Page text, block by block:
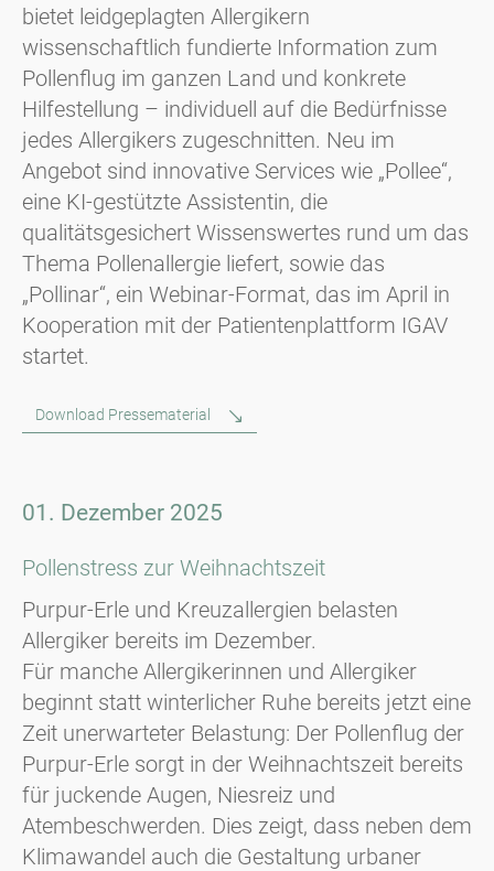
bietet leidgeplagten Allergikern
wissenschaftlich fundierte Information zum
Pollenflug im ganzen Land und konkrete
Hilfestellung – individuell auf die Bedürfnisse
jedes Allergikers zugeschnitten. Neu im
Angebot sind innovative Services wie „Pollee“,
eine KI-gestützte Assistentin, die
qualitätsgesichert Wissenswertes rund um das
Thema Pollenallergie liefert, sowie das
„Pollinar“, ein Webinar-Format, das im April in
Kooperation mit der Patientenplattform IGAV
startet.
Download Pressematerial
01. Dezember 2025
Pollenstress zur Weihnachtszeit
Purpur-Erle und Kreuzallergien belasten
Allergiker bereits im Dezember.
Für manche Allergikerinnen und Allergiker
beginnt statt winterlicher Ruhe bereits jetzt eine
Zeit unerwarteter Belastung: Der Pollenflug der
Purpur-Erle sorgt in der Weihnachtszeit bereits
für juckende Augen, Niesreiz und
Atembeschwerden. Dies zeigt, dass neben dem
Klimawandel auch die Gestaltung urbaner